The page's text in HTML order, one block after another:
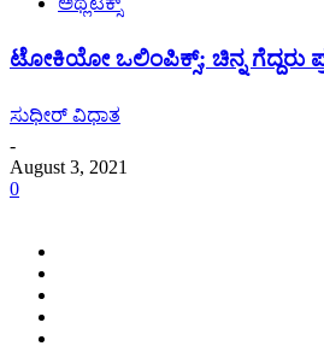
ಟೋಕಿಯೋ ಒಲಿಂಪಿಕ್ಸ್‌; ಚಿನ್ನ ಗೆದ್ದರು
ಸುಧೀರ್ ವಿಧಾತ
-
August 3, 2021
0